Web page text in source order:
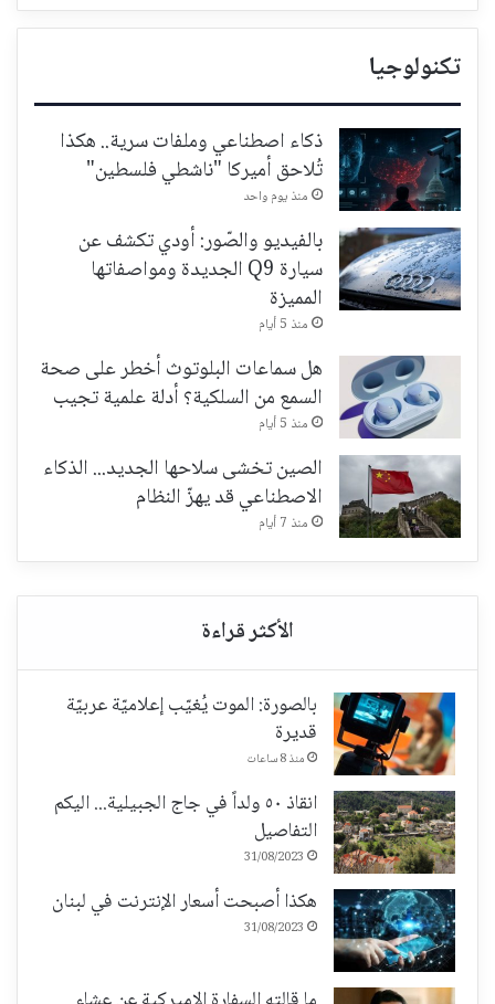
تكنولوجيا
ذكاء اصطناعي وملفات سرية.. هكذا
تُلاحق أميركا "ناشطي فلسطين"
منذ يوم واحد
بالفيديو والصّور: أودي تكشف عن
سيارة Q9 الجديدة ومواصفاتها
المميزة
منذ 5 أيام
هل سماعات البلوتوث أخطر على صحة
السمع من السلكية؟ أدلة علمية تجيب
منذ 5 أيام
الصين تخشى سلاحها الجديد... الذكاء
الاصطناعي قد يهزّ النظام
منذ 7 أيام
بالصورة: الموت يُغيّب إعلاميّة عربيّة
قديرة
منذ 8 ساعات
انقاذ ٥٠ ولداً في جاج الجبيلية... اليكم
التفاصيل
31/08/2023
هكذا أصبحت أسعار الإنترنت في لبنان
31/08/2023